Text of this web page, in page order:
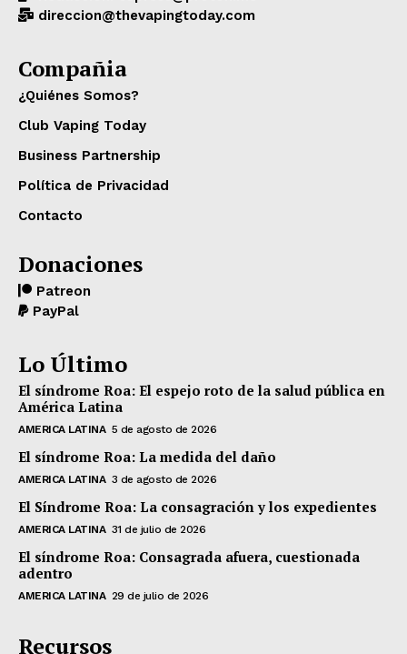
direccion@thevapingtoday.com
Compañia
¿Quiénes Somos?
Club Vaping Today
Business Partnership
Política de Privacidad
Contacto
Donaciones
Patreon
PayPal
Lo Último
El síndrome Roa: El espejo roto de la salud pública en
América Latina
AMERICA LATINA 5 de agosto de 2026
El síndrome Roa: La medida del daño
AMERICA LATINA 3 de agosto de 2026
El Síndrome Roa: La consagración y los expedientes
AMERICA LATINA 31 de julio de 2026
El síndrome Roa: Consagrada afuera, cuestionada
adentro
AMERICA LATINA 29 de julio de 2026
Recursos